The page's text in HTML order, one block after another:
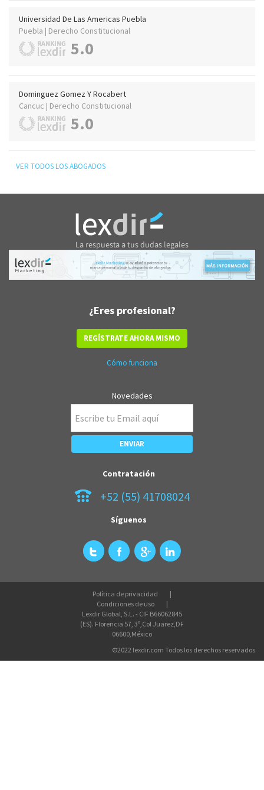
Universidad De Las Americas Puebla
Puebla | Derecho Constitucional
5.0
Dominguez Gomez Y Rocabert
Cancuc | Derecho Constitucional
5.0
VER TODOS LOS ABOGADOS
¿Eres profesional?
REGÍSTRATE AHORA MISMO
Cómo funciona
Novedades
Contratación
+52 (55) 41708024
Síguenos
Política de privacidad
Condiciones de uso
Lexdir Global, S.L. - CIF B66062845
(ES). Florencia 57, 3º,Col Juarez,DF
06600,México
©2022 lexdir.com Todos los derechos reservados